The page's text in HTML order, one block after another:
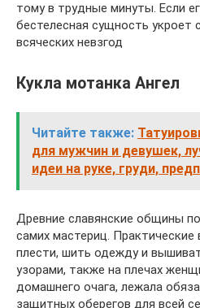
тому в трудные минуты. Если
бестелесная сущность укроет
всяческих невзгод
Кукла мотанка Ангел
Читайте также:
для мужчин и девушек,
идеи на руке, груди,
Древние славянские общины
самих мастериц.
плести, шить одежду и
узорами, также на плечах
домашнего очага, лежала
защитных оберегов для всей